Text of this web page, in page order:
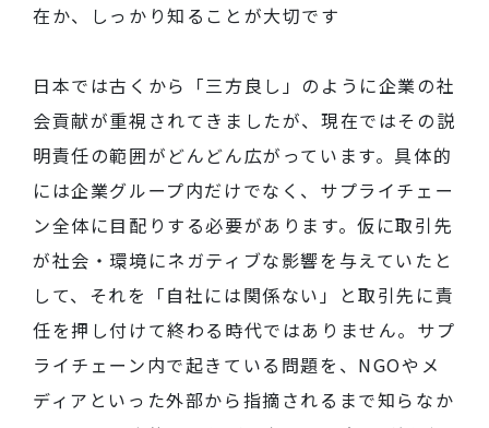
在か、しっかり知ることが大切です
日本では古くから「三方良し」のように企業の社
会貢献が重視されてきましたが、現在ではその説
明責任の範囲がどんどん広がっています。具体的
には企業グループ内だけでなく、サプライチェー
ン全体に目配りする必要があります。仮に取引先
が社会・環境にネガティブな影響を与えていたと
して、それを「自社には関係ない」と取引先に責
任を押し付けて終わる時代ではありません。サプ
ライチェーン内で起きている問題を、NGOやメ
ディアといった外部から指摘されるまで知らなか